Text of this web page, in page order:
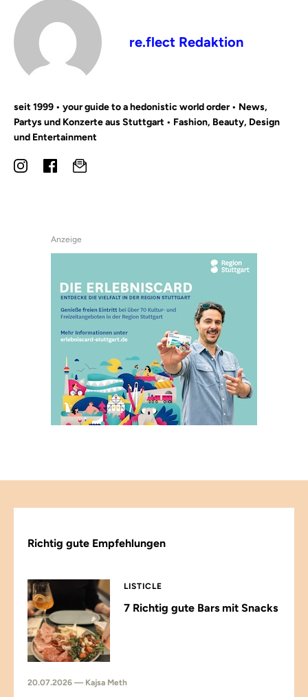
re.flect Redaktion
seit 1999 • your guide to a hedonistic world order • News,
Partys und Konzerte aus Stuttgart • Fashion, Beauty, Design
und Entertainment
Anzeige
Richtig gute Empfehlungen
LISTICLE
7 Richtig gute Bars mit Snacks
20.07.2026 — Kajsa Meth